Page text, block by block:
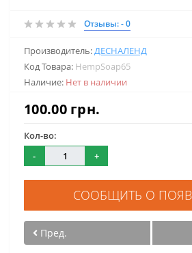
Отзывы: - 0
Производитель:ДЕСНАЛЕНД
Код Товара: HempSoap65
Наличие: Нет в наличии
100.00 грн.
Кол-во:
-
+
СООБЩИТЬ О
Пред.